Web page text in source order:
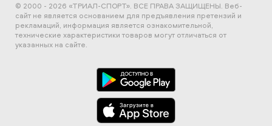
© 2000 - 2026 «ТРИАЛ-СПОРТ». ВСЕ ПРАВА ЗАЩИЩЕНЫ. Веб-
сайт не является основанием для предъявления претензий и
рекламаций, информация является ознакомительной,
технические характеристики товаров могут отличаться от
указанных на сайте.